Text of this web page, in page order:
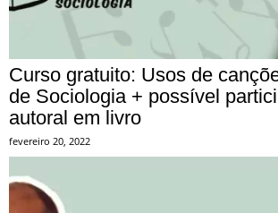
Curso gratuito: Usos de
de Sociologia + possível
autoral em livro
fevereiro 20, 2022